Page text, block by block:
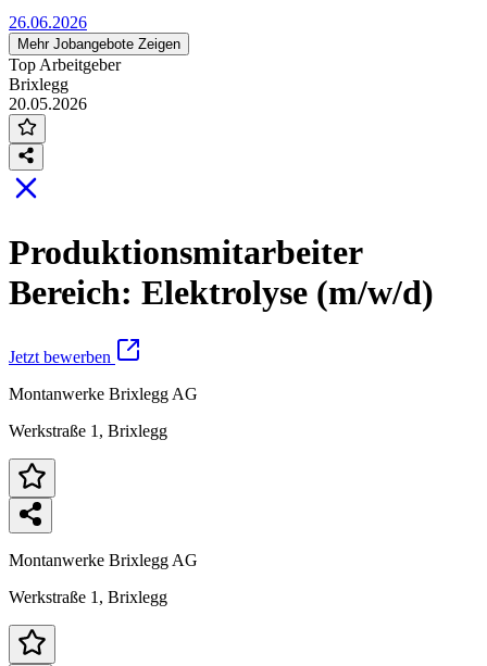
26.06.2026
Mehr Jobangebote Zeigen
Top Arbeitgeber
Brixlegg
20.05.2026
Produktionsmitarbeiter
Bereich: Elektrolyse (m/w/d)
Jetzt bewerben
Montanwerke Brixlegg AG
Werkstraße 1, Brixlegg
Montanwerke Brixlegg AG
Werkstraße 1, Brixlegg